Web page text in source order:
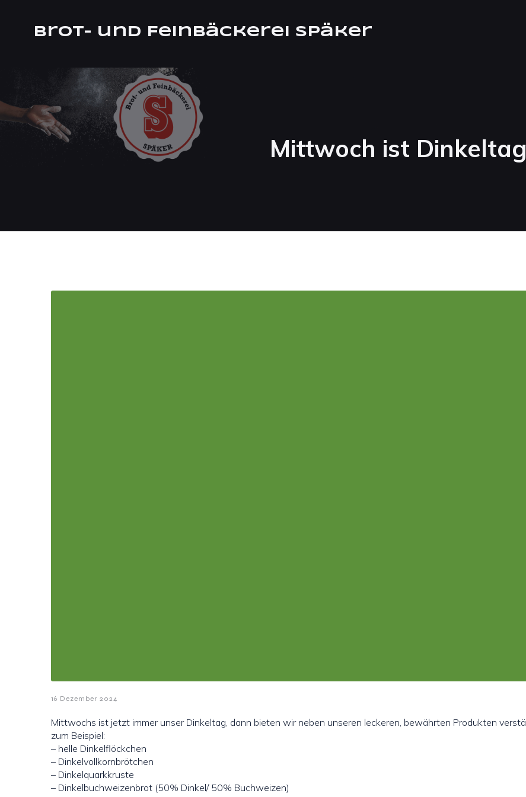
Brot- und Feinbäckerei Späker
Mittwoch ist Dinkeltag
16 Dezember 2024
Mittwochs ist jetzt immer unser Dinkeltag, dann bieten wir neben unseren leckeren, bewährten Produkten
zum Beispiel:
– helle Dinkelflöckchen
– Dinkelvollkornbrötchen
– Dinkelquarkkruste
– Dinkelbuchweizenbrot (50% Dinkel/ 50% Buchweizen)